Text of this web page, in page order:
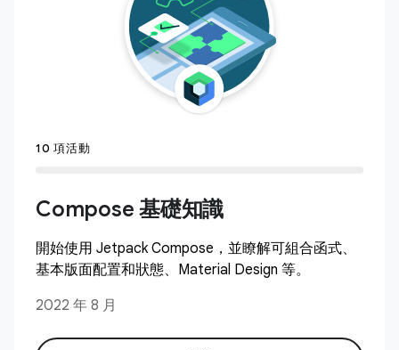
10 項活動
Compose 基礎知識
開始使用 Jetpack Compose，並瞭解可組合函式、
基本版面配置和狀態、Material Design 等。
2022 年 8 月